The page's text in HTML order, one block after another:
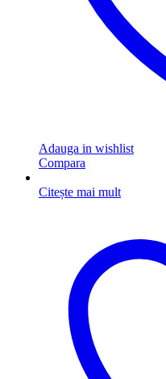
Adauga in wishlist
Compara
Citește mai mult